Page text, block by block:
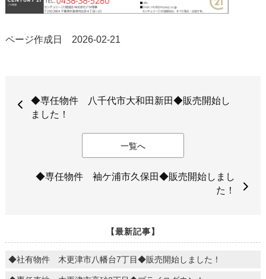
ページ作成日 2026-02-21
◆専任物件 八千代市大和田新田◆販売開始し
ました！
一覧へ
◆専任物件 袖ケ浦市久保田◆販売開始しまし
た！
【最新記事】
◆社有物件 木更津市八幡台7丁目◆販売開始しました！